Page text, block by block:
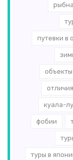
путевки в
отличия
куала-
фобии
туры в